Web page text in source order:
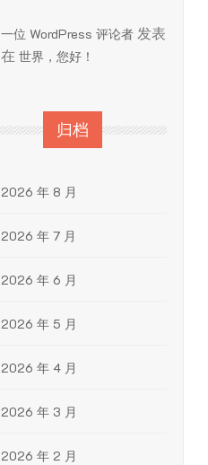
一位 WordPress 评论者 发表
在世界，您好！
归档
2026 年 8 月
2026 年 7 月
2026 年 6 月
2026 年 5 月
2026 年 4 月
2026 年 3 月
2026 年 2 月